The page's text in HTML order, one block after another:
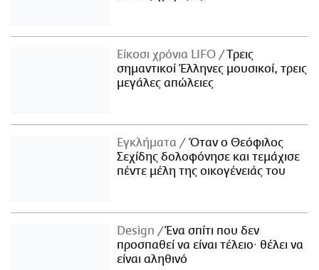
Είκοσι χρόνια LIFO
Tρεις
σημαντικοί Έλληνες μουσικοί, τρεις
μεγάλες απώλειες
Εγκλήματα
Όταν ο Θεόφιλος
Σεχίδης δολοφόνησε και τεμάχισε
πέντε μέλη της οικογένειάς του
Design
Ένα σπίτι που δεν
προσπαθεί να είναι τέλειο· θέλει να
είναι αληθινό